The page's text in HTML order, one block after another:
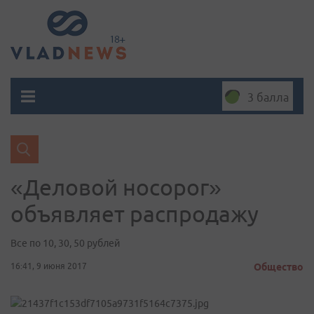
3 балла
«Деловой носорог»
объявляет распродажу
Все по 10, 30, 50 рублей
16:41, 9 июня 2017 Общество